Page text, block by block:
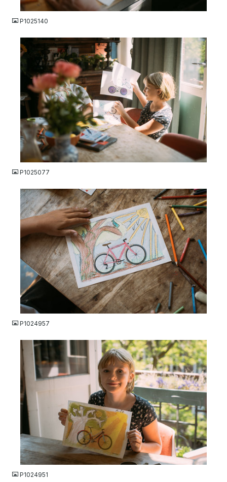
JPG
P1025140
JPG
P1025077
JPG
P1024957
JPG
P1024951